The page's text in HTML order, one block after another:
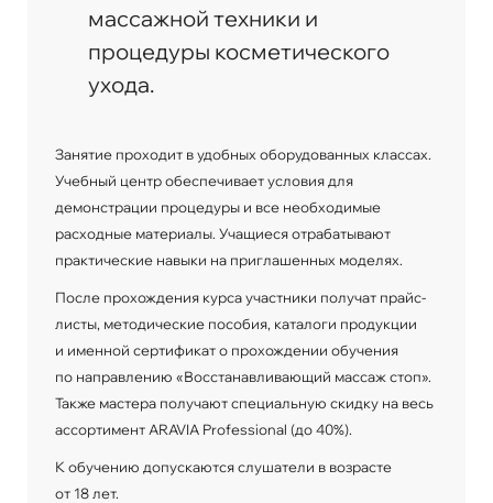
массажной техники и
процедуры косметического
ухода.
Занятие проходит в удобных оборудованных классах.
Учебный центр обеспечивает условия для
демонстрации процедуры и все необходимые
расходные материалы. Учащиеся отрабатывают
практические навыки на приглашенных моделях.
После прохождения курса участники получат прайс-
листы, методические пособия, каталоги продукции
и именной сертификат о прохождении обучения
по направлению «Восстанавливающий массаж стоп».
Также мастера получают специальную скидку на весь
ассортимент ARAVIA Professional (до 40%).
К обучению допускаются слушатели в возрасте
от 18 лет.